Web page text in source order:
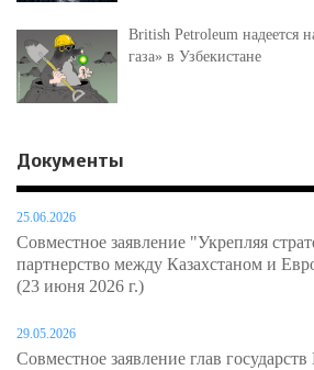
British Petroleum надеется
газа» в Узбекистане
Документы
25.06.2026
Совместное заявление "Укрепляя
партнерство между Казахстаном и
(23 июня 2026 г.)
29.05.2026
Совместное заявление глав